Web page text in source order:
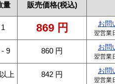
量 販売価格(税込)
1 869 円 お問
翌営業
- 9 860 円 お問
翌営業
上 842 円 お問
翌営業